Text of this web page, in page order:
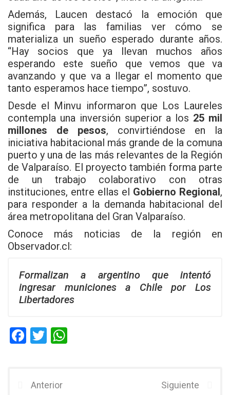
Además, Laucen destacó la emoción que
significa para las familias ver cómo se
materializa un sueño esperado durante años.
“Hay socios que ya llevan muchos años
esperando este sueño que vemos que va
avanzando y que va a llegar el momento que
tanto esperamos hace tiempo”, sostuvo.
Desde el Minvu informaron que Los Laureles
contempla una inversión superior a los 25 mil
millones de pesos, convirtiéndose en la
iniciativa habitacional más grande de la comuna
puerto y una de las más relevantes de la Región
de Valparaíso. El proyecto también forma parte
de un trabajo colaborativo con otras
instituciones, entre ellas el Gobierno Regional,
para responder a la demanda habitacional del
área metropolitana del Gran Valparaíso.
Conoce más noticias de la región en
Observador.cl:
Formalizan a argentino que intentó
ingresar municiones a Chile por Los
Libertadores
F
b
T
er
Anterior Siguiente